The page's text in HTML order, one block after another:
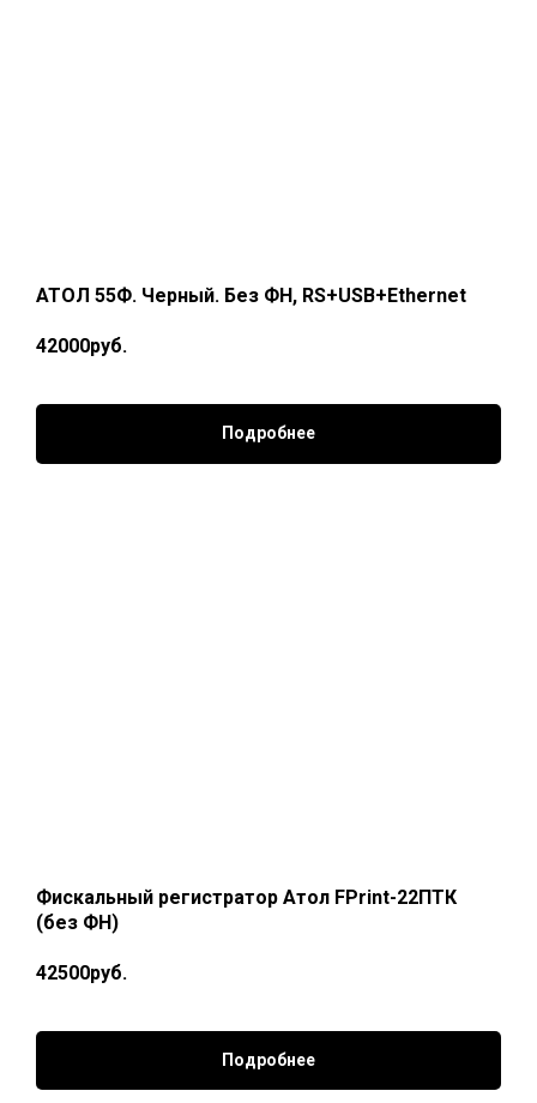
АТОЛ 55Ф. Черный. Без ФН, RS+USB+Ethernet
42000руб.
Подробнее
Фискальный регистратор Атол FPrint-22ПТК
(без ФН)
42500руб.
Подробнее